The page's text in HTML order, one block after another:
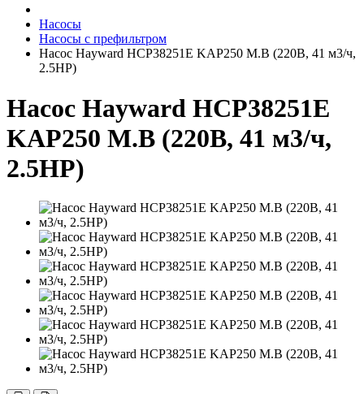
Насосы
Насосы с префильтром
Насос Hayward HCP38251E KAP250 M.B (220В, 41 м3/ч,
2.5HP)
Насос Hayward HCP38251E
KAP250 M.B (220В, 41 м3/ч,
2.5HP)